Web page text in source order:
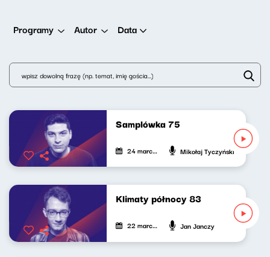
Programy Autor Data
Samplówka 75
24 marca 2025 Mikołaj Tyczyński
Klimaty północy 83
22 marca 2025 Jan Janczy